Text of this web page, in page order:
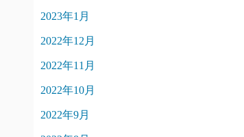
2023年1月
2022年12月
2022年11月
2022年10月
2022年9月